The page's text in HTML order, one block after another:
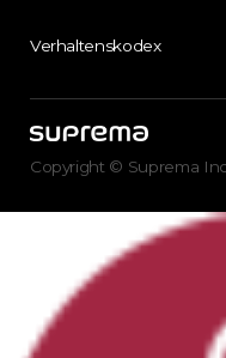
Verhaltenskodex
Copyright © Suprema